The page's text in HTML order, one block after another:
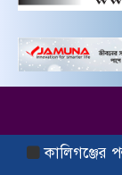
কালিগঞ্জের